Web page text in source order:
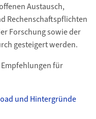
Austausch,
Rechenschaftspflichten
Forschung sowie der
gesteigert werden.
Empfehlungen für
und Hintergründe